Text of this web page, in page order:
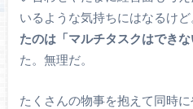
いるような気持ちにはなるけど
たのは「マルチタスクはできな
た。無理だ。
たくさんの物事を抱えて同時